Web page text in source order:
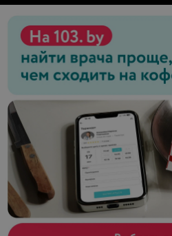
практика под руководством
(в конце занятия ощущаешь
чувство полного
что ожидаемый от обучения
третьих, отработка всех зон на
это замечательная возможность
работе все (абсолютно все)
сделать для себя
Хочу выразить благодарность
Курилович и сказать отдельное
моделям.